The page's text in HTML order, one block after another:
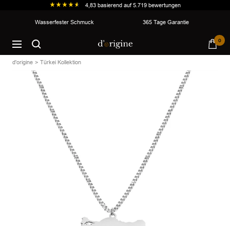
4,83 basierend auf5.719 bewertungen
Inhalt
Wasserfester Schmuck 365 Tage Garantie
Navigation
d'origine 0
d'origine Türkei Kollektion